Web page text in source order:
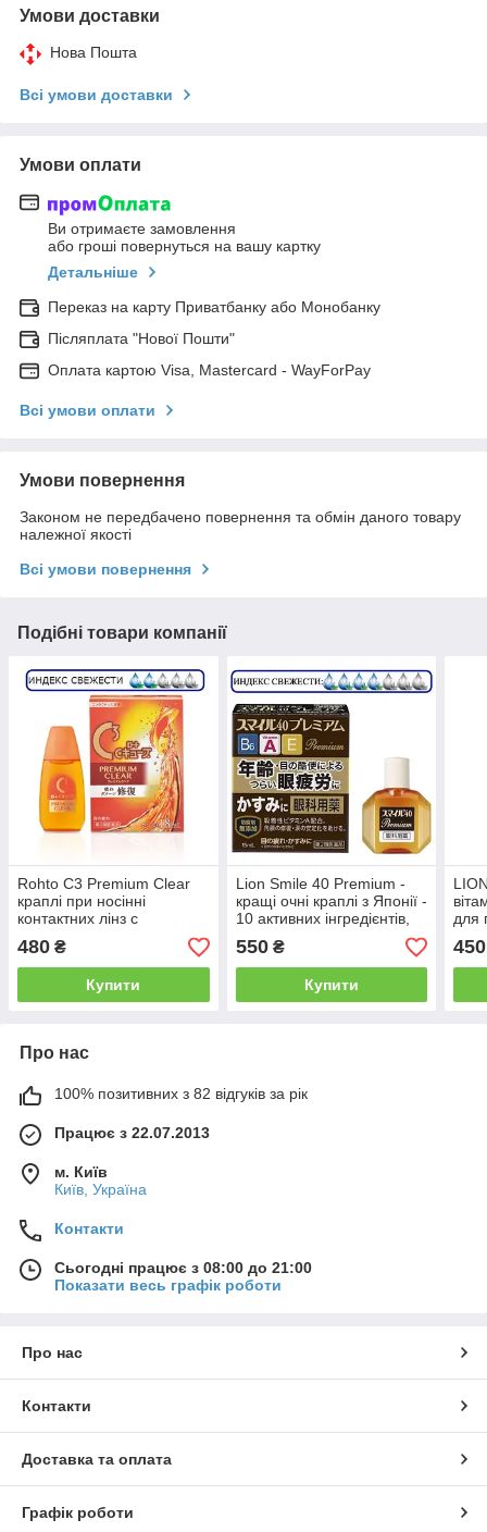
Умови доставки
Нова Пошта
Всі умови доставки
Умови оплати
Ви отримаєте замовлення
або гроші повернуться на вашу картку
Детальніше
Переказ на карту Приватбанку або Монобанку
Післяплата "Нової Пошти"
Оплата картою Visa, Mastercard - WayForPay
Всі умови оплати
Умови повернення
Законом не передбачено повернення та обмін даного товару
належної якості
Всі умови повернення
Подібні товари компанії
Rohto C3 Premium Clear
краплі при носінні
контактних лінз c
вітаміном A, E, Таурином!
480 ₴
Купити
Lion Smile 40 Premium -
кращі очні краплі з Японії -
10 активних інгредієнтів,
вітамін А
550₴
Купити
для
450
Про нас
100% позитивних з 82 відгуків за рік
Працює з 22.07.2013
м. Київ
Київ, Україна
Контакти
Сьогодні працює з 08:00 до 21:00
Показати весь графік роботи
Про нас
Контакти
Доставка та оплата
Графік роботи